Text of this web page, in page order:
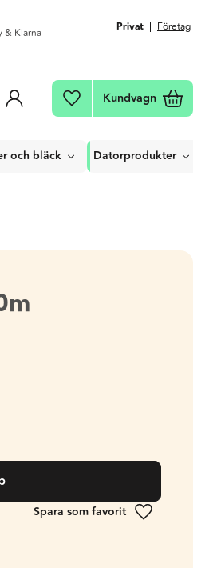
& Klarna Privat Företag
Favoriter
Kundvagn
och bläck Datorprodukter
Lägg till i